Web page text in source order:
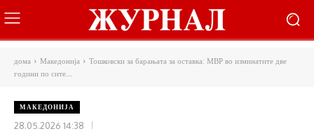
дома Македонија
Тошковски за барањата за оставка: МВР во изминатите две
години по сите...
МАКЕДОНИЈА
28.05.2026 14:38